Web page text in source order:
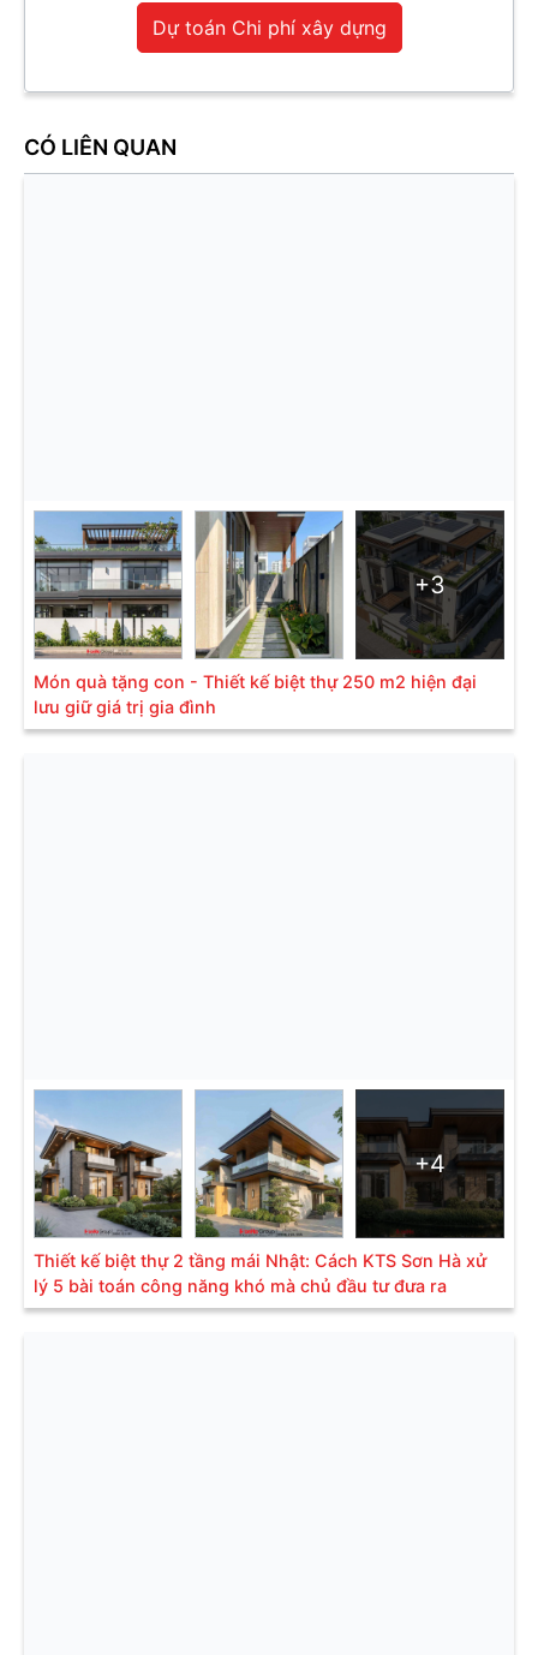
Dự toán Chi phí xây dựng
CÓ LIÊN QUAN
+3
Món quà tặng con - Thiết kế biệt thự 250 m2 hiện đại
lưu giữ giá trị gia đình
+4
Thiết kế biệt thự 2 tầng mái Nhật: Cách KTS Sơn Hà xử
lý 5 bài toán công năng khó mà chủ đầu tư đưa ra